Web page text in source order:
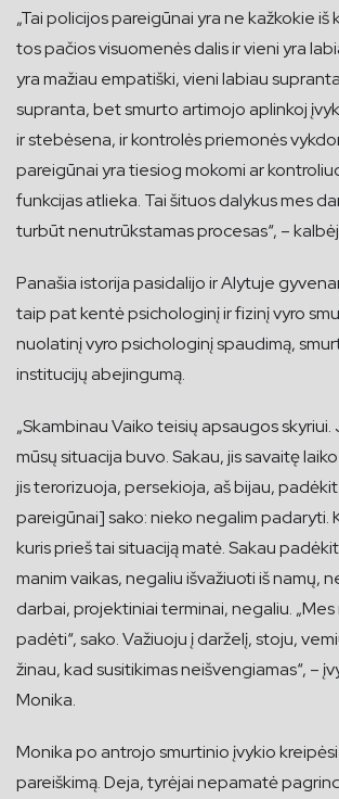
„Tai policijos pareigūnai yra ne kažkokie iš
tos pačios visuomenės dalis ir vieni yra
yra mažiau empatiški, vieni labiau
supranta, bet smurto artimojo aplinkoj
ir stebėsena, ir kontrolės priemonės
pareigūnai yra tiesiog mokomi ar
funkcijas atlieka. Tai šituos dalykus mes
turbūt nenutrūkstamas procesas“, –
Panašia istorija pasidalijo ir Alytuje
taip pat kentė psichologinį ir fizinį vyro
nuolatinį vyro psichologinį spaudimą,
institucijų abejingumą.
„Skambinau Vaiko teisių apsaugos skyriui.
mūsų situacija buvo. Sakau, jis savaitę
jis terorizuoja, persekioja, aš bijau,
pareigūnai] sako: nieko negalim padaryti.
kuris prieš tai situaciją matė. Sakau
manim vaikas, negaliu išvažiuoti iš namų,
darbai, projektiniai terminai, negaliu.
padėti“, sako. Važiuoju į darželį, stoju,
žinau, kad susitikimas neišvengiamas“, –
Monika.
Monika po antrojo smurtinio įvykio
pareiškimą. Deja, tyrėjai nepamatė